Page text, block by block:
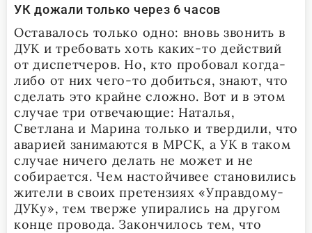
УК дожали только через 6 часов
Оставалось только одно: вновь звонить в
ДУК и требовать хоть каких-то действий
от диспетчеров. Но, кто пробовал когда-
либо от них чего-то добиться, знают, что
сделать это крайне сложно. Вот и в этом
случае три отвечающие: Наталья,
Светлана и Марина только и твердили, что
аварией занимаются в МРСК, а УК в таком
случае ничего делать не может и не
собирается. Чем настойчивее становились
жители в своих претензиях «Управдому-
ДУКу», тем тверже упирались на другом
конце провода. Закончилось тем, что